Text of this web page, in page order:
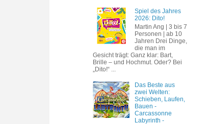
Spiel des Jahres
2026: Dito!
Martin Ang | 3 bis 7
Personen | ab 10
Jahren Drei Dinge,
die man im
Gesicht trägt: Ganz klar: Bart,
Brille – und Hochmut. Oder? Bei
„Dito!“ ...
Das Beste aus
zwei Welten:
Schieben, Laufen,
Bauen -
Carcassonne
Labyrinth -